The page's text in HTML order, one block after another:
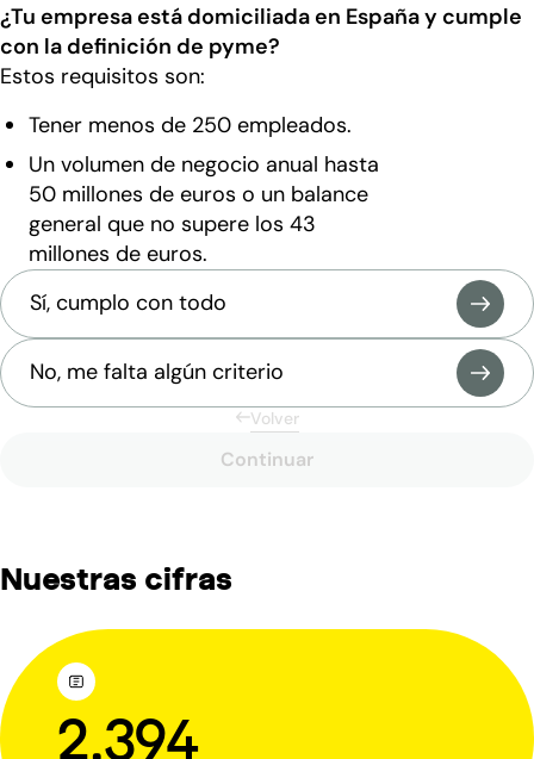
¿Tu empresa está domiciliada en España y cumple
con la definición de pyme?
Estos requisitos son:
Tener menos de 250 empleados.
Un volumen de negocio anual hasta
50 millones de euros o un balance
general que no supere los 43
millones de euros.
Sí, cumplo con todo
No, me falta algún criterio
Volver
Continuar
Nuestras cifras
2.394